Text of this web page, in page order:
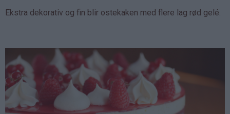
Ekstra dekorativ og fin blir ostekaken med flere lag rød gelé.